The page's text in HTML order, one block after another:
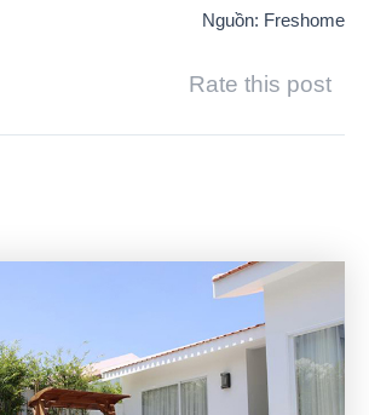
Nguồn: Freshome
Rate this post